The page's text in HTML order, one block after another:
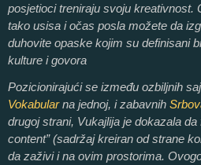
posjetioci treniraju svoju kreativnost.
tako usisa i očas posla možete da
duhovite opaske kojim su definisani
kulture i govora
Pozicionirajući se između ozbiljnih
Vokabularna jednoj, i zabavnih
drugoj strani, Vukajlija je dokazala
content” (sadržaj kreiran od strane
da zaživi i na ovim prostorima.